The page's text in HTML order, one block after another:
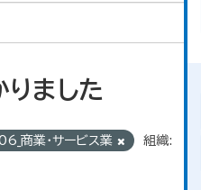
ました
商業・サービス業 組織: